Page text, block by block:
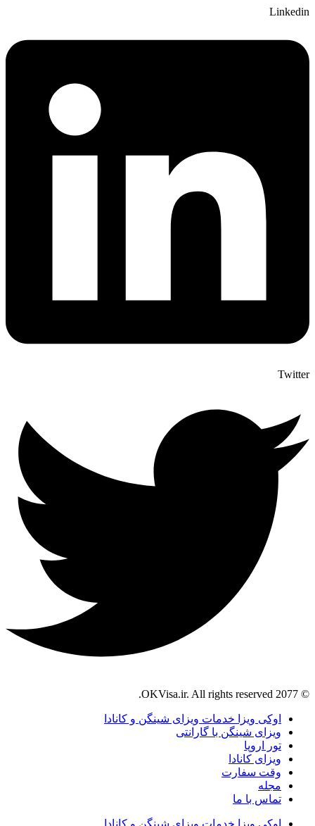
Linkedin
Twitter
© 2077 OKVisa.ir. All rights reserved.
اوکی ویزا خدمات ویزای شینگن و کانادا
ویزای شینگن با گارانتی
تور اروپا
ویزای کانادا
وقت سفارت
مجله
تماس با ما